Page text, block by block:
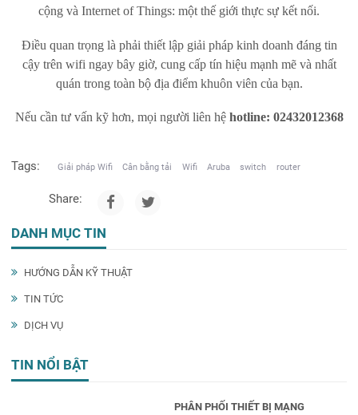
DANH MỤC TIN
HƯỚNG DẪN KỸ THUẬT
TIN TỨC
DỊCH VỤ
TIN NỔI BẬT
PHÂN PHỐI THIẾT BỊ MẠNG
cộng và Internet of Things: một thế giới thực sự kết nối.
Điều quan trọng là phải thiết lập giải pháp kinh doanh đáng tin
cậy trên wifi ngay bây giờ, cung cấp tín hiệu mạnh mẽ và nhất
quán trong toàn bộ địa điểm khuôn viên của bạn.
Nếu cần tư vấn kỹ hơn, mọi người liên hệ hotline: 02432012368
Tags: Giải pháp Wifi Cân bằng tải Wifi Aruba switch router
Share: